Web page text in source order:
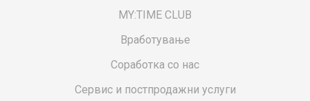
MY:TIME CLUB
Вработување
Соработка со нас
Сервис и постпродажни услуги